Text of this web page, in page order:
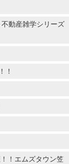
不動産雑学シリーズ
！
！エムズタウン笠